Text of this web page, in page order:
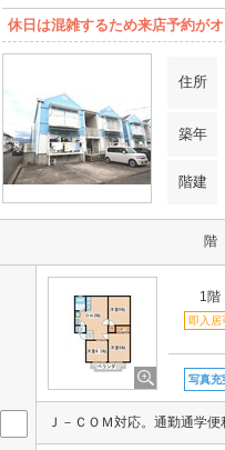
休日は混雑するため来店予約がオ
住所
築年
階建
階
1階
即入居
写真充